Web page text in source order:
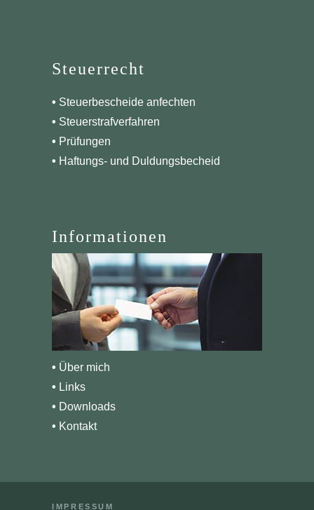
Steuerrecht
• Steuerbescheide anfechten
• Steuerstrafverfahren
• Prüfungen
• Haftungs- und Duldungsbecheid
Informationen
• Über mich
• Links
• Downloads
• Kontakt
IMPRESSUM